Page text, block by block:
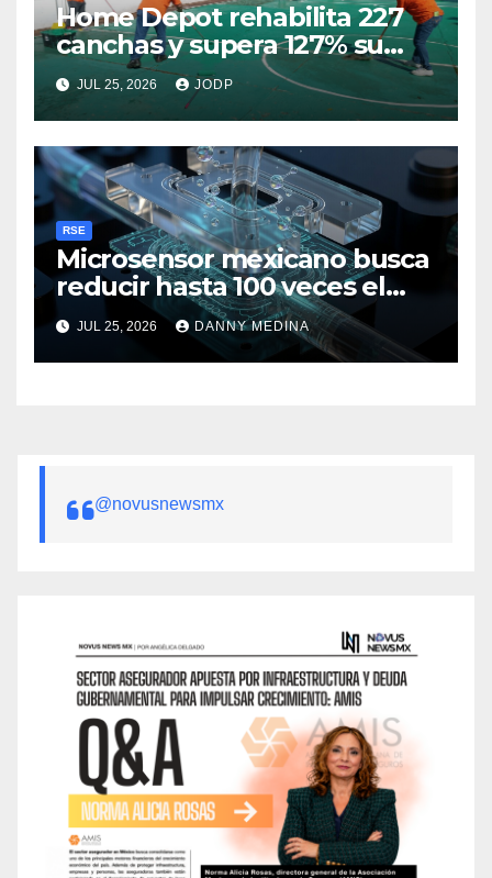
Home Depot rehabilita 227
canchas y supera 127% su
meta ligada al Mundial 2026
JUL 25, 2026 JODP
RSE
Microsensor mexicano busca
reducir hasta 100 veces el
costo de prevenir fallas en
baterías de litio
JUL 25, 2026 DANNY MEDINA
@novusnewsmx